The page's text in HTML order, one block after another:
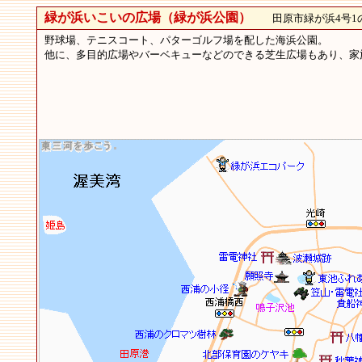
緑が浜いこいの広場（緑が浜公園）
田原市緑が浜4号1
野球場、テニスコート、パターゴルフ場を配した海浜公園。
他に、多目的広場やバーベキューなどのできる芝生広場もあり、